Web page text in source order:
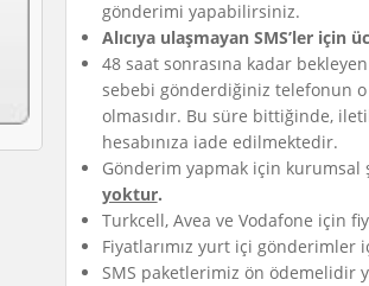
gönderimi yapabilirsiniz.
Alıcıya ulaşmayan SMS’ler için
48 saat sonrasına kadar
sebebi gönderdiğiniz telefonun o
olmasıdır. Bu süre bittiğinde,
hesabınıza iade edilmektedir.
Gönderim yapmak için kurumsal
yoktur.
Turkcell, Avea ve Vodafone için
Fiyatlarımız yurt içi gönderimler
SMS paketlerimiz ön ödemelidir